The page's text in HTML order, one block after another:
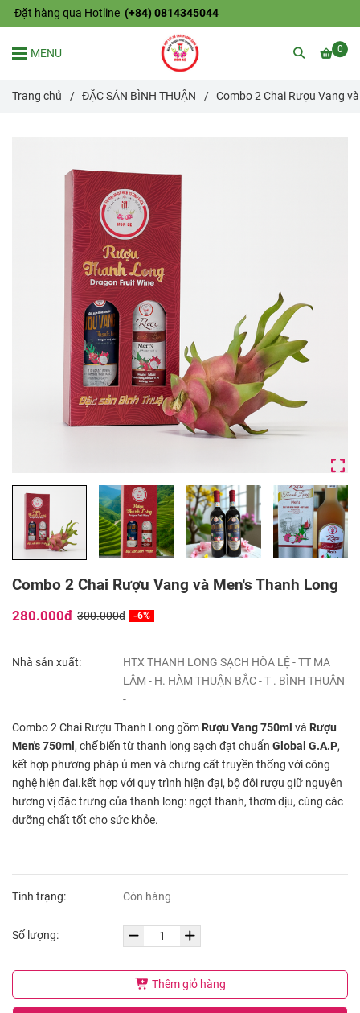
Đặt hàng qua Hotline (+84) 0814345044
0
MENU
Trang chủ / ĐẶC SẢN BÌNH THUẬN / Combo 2 Chai Rượu Vang
Combo 2 Chai Rượu Vang và Men's Thanh Long
280.000đ 300.000đ -6%
Nhà sản xuất:
HTX THANH LONG SẠCH HÒA LỆ - TT MA
LÂM - H. HÀM THUẬN BẮC - T . BÌNH THUẬN
-
Combo 2 Chai Rượu Thanh Long gồm Rượu Vang 750ml và Rượu
Men's 750ml , chế biến từ thanh long sạch đạt chuẩn Global G.A.P,
kết hợp phương pháp ủ men và chưng cất truyền thống với công
nghệ hiện đại.kết hợp với quy trình hiện đại, bộ đôi rượu giữ nguyên
hương vị đặc trưng của thanh long: ngọt thanh, thơm dịu, cùng các
dưỡng chất tốt cho sức khỏe.
Tình trạng: Còn hàng
Số lượng:
Thêm giỏ hàng